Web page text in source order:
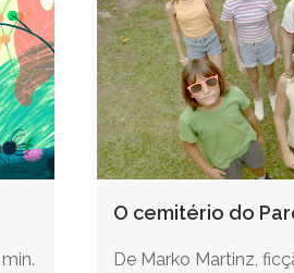
O cemitério do
De Marko Martinz,